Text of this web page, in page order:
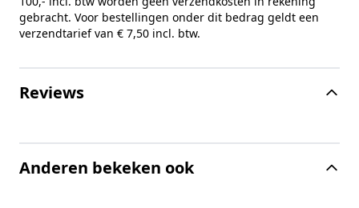
gebracht. Voor bestellingen onder dit bedrag geldt een
verzendtarief van € 7,50 incl. btw.
Reviews
Anderen bekeken ook